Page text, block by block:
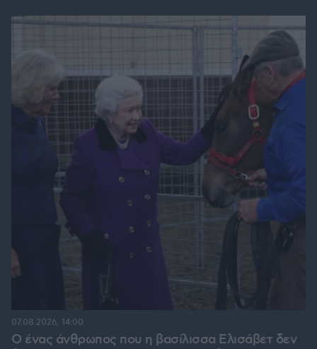
Ο ένας άνθρωπος που η βασίλισσα Ελισάβετ δεν
07.08.2026, 14:00